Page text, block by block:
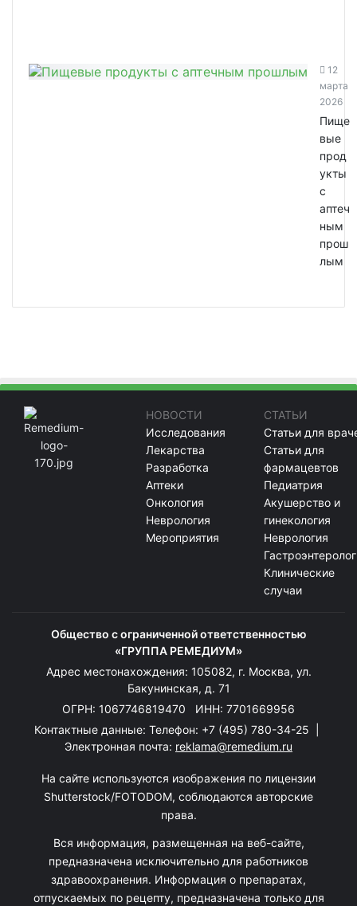
12
марта
2026
Пище
вые
прод
укты
с
аптеч
ным
прош
лым
НОВОСТИ
Исследования
Лекарства
Разработка
Аптеки
Онкология
Неврология
Мероприятия
СТАТЬИ
Статьи для
Статьи для
фармацевтов
Педиатрия
Акушерство и
гинекология
Неврология
Клинические
случаи
Общество с ограниченной ответственностью
«ГРУППА РЕМЕДИУМ»
Адрес местонахождения: 105082, г. Москва, ул.
Бакунинская, д. 71
ОГРН: 1067746819470 ИНН: 7701669956
Контактные данные: Телефон: +7 (495) 780-34-25
Электронная почта: reklama@remedium.ru
На сайте используются изображения по лицензии
Shutterstock/FOTODOM, соблюдаются авторские
права.
Вся информация, размещенная на веб-сайте,
предназначена исключительно для работников
здравоохранения. Информация о препаратах,
отпускаемых по рецепту, предназначена только для